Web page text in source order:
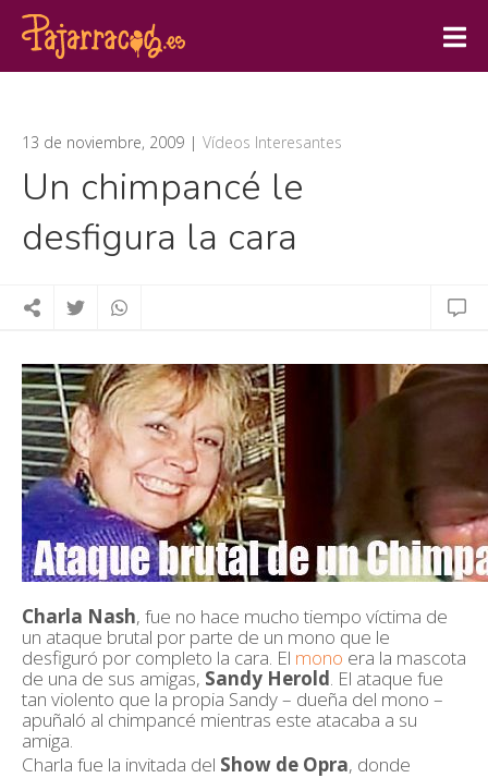
13 de noviembre, 2009 Vídeos Interesantes
Un chimpancé le
desfigura la cara
Charla Nash, fue no hace mucho tiempo víctima de
un ataque brutal por parte de un mono que le
desfiguró por completo la cara. El mono era la mascota
de una de sus amigas, Sandy Herold. El ataque fue
tan violento que la propia Sandy – dueña del mono –
apuñaló al chimpancé mientras este atacaba a su
amiga.
Charla fue la invitada del Show de Opra, donde